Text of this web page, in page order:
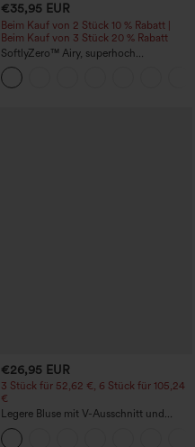
€35,95 EUR
Beim Kauf von 2 Stück 10 % Rabatt |
Beim Kauf von 3 Stück 20 % Rabatt
SoftlyZero™ Airy, superhoch
geschnittene 2-in-1 InstantCool Yoga-
Shorts 7" mit Taschen
€26,95 EUR
3 Stück für 52,62 €, 6 Stück für 105,24
€
Legere Bluse mit V-Ausschnitt und
kurzen Puffärmeln